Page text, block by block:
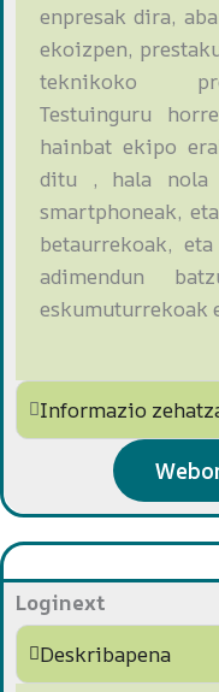
enpresak dira,
ekoizpen,
teknikoko
Testuinguru
hainbat ekipo
ditu , hala nola
smartphoneak,
betaurrekoak,
adimendun
eskumuturrekoak
Informazio
Loginext
Deskribapena